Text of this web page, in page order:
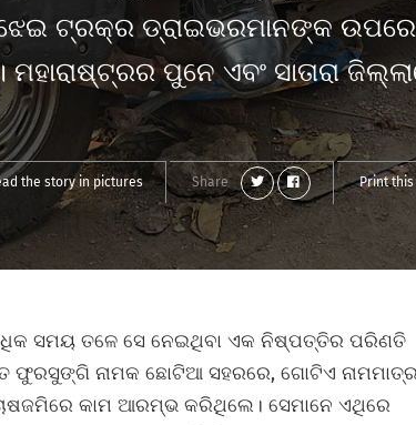
ଟ୍ରକ୍‌ର ଡ୍ରାଇଭରମାନଙ୍କ
ପୁନେ ଏବଂ ସାତାରା
the story in pictures Share Print
ସମୟ ତଳେ ସେ ନେଇଥିବା ଏକ ନିଷ୍ପତ୍ତିର ପରିଣତି
ଫୁରସୁଙ୍ଗି ନାମକ ଛୋଟିଆ ସହରରେ, ଗୋଟିଏ
କାମ ଆରମ୍ଭ କରିଥିଲେ। ସେମାନେ ଏଥିରେ